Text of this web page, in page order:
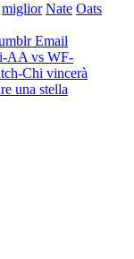
miglior Nate Oats
Email
AA vs WF-
Chi vincerà
una stella